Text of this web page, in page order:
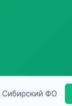
Сибирский ФО